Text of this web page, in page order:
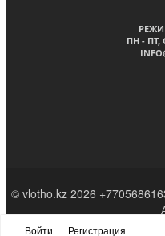
ПН - ПТ,
© vlotho.kz 2026
Войти Регистрация